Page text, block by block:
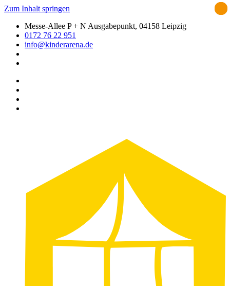
Zum Inhalt springen
Messe-Allee P + N Ausgabepunkt, 04158 Leipzig
0172 76 22 951
info@kinderarena.de